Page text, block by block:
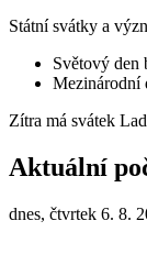
Státní svátky a
Světový den
Mezinárodní
Zítra má svátek
Aktuální
dnes, čtvrtek 6. 8.